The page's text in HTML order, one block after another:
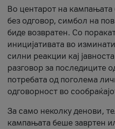
Во центарот на
без одговор, симбол на
биде возвратен. Со
иницијативата во
силни реакции кај
разговор за последиците
потребата од поголема
одговорност во
За само неколку денови,
кампањата беше завртен